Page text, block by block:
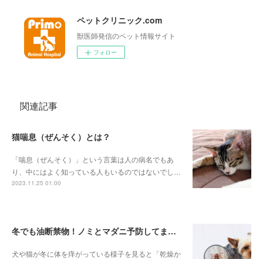
ペットクリニック.com
獣医師発信のペット情報サイト
フォロー
関連記事
猫喘息（ぜんそく）とは？
「喘息（ぜんそく）」という言葉は人の病名でもあ
り、中にはよく知っている人もいるのではないでし…
2023.11.25 01:00
冬でも油断禁物！ノミとマダニ予防してますか？
犬や猫が冬に体を痒がっている様子を見ると「乾燥か